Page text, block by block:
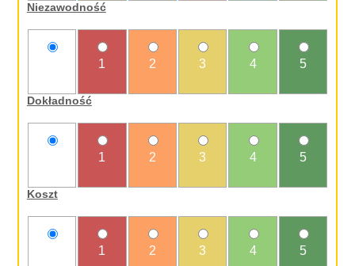
Niezawodność
1 2 3 4 5
Dokładność
1 2 3 4 5
Koszt
1 2 3 4 5